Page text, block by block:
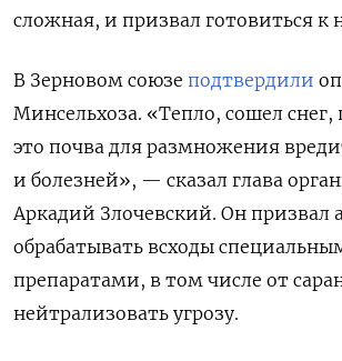
сложная, и призвал готовиться к
В Зерновом союзе подтвердили
Минсельхоза. «Тепло, сошел
это почва для размножения
и болезней», — сказал глава
Аркадий Злочевский. Он призвал
обрабатывать всходы
препаратами, в том числе от
нейтрализовать угрозу.